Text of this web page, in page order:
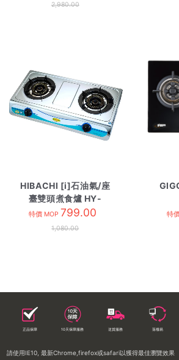
2,980.00
HIBACHI [i]石油氣/座
臺雙頭煮食爐 HY-
2000S8/9
特價 MOP 799.00
1,080.00
特
正品保障 10天保障服務 送貨服務 落樓易
請使用IE10, 最新Chrome,firefox或safari以獲得最佳瀏覽效果